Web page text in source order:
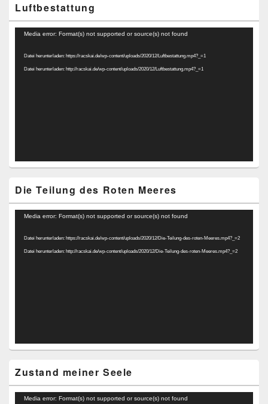
Luftbestattung
Video-
Media error: Format(s) not supported or source(s) not found
Datei herunterladen: https://racskai.de/wp-content/uploads/2020/12/Luftbestattung.mp4?_=1
Datei herunterladen: http://racskai.de/wp-content/uploads/2020/12/Luftbestattung.mp4?_=1
Die Teilung des Roten Meeres
Video-
Media error: Format(s) not supported or source(s) not found
Datei herunterladen: https://racskai.de/wp-content/uploads/2020/12/Die-Teilung-des-roten-Meeres.mp4?_=2
Datei herunterladen: http://racskai.de/wp-content/uploads/2020/12/Die-Teilung-des-roten-Meeres.mp4?_=2
Zustand meiner Seele
Video-
Media error: Format(s) not supported or source(s) not found